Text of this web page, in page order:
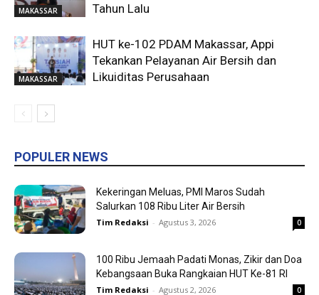
MAKASSAR
Tahun Lalu
MAKASSAR
HUT ke-102 PDAM Makassar, Appi
Tekankan Pelayanan Air Bersih dan
Likuiditas Perusahaan
POPULER NEWS
Kekeringan Meluas, PMI Maros Sudah
Salurkan 108 Ribu Liter Air Bersih
Tim Redaksi - Agustus 3, 2026 0
100 Ribu Jemaah Padati Monas, Zikir dan Doa
Kebangsaan Buka Rangkaian HUT Ke-81 RI
Tim Redaksi - Agustus 2, 2026 0